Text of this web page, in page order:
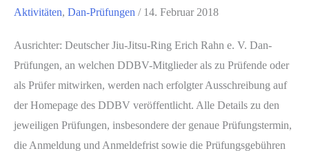
Aktivitäten, Dan-Prüfungen / 14. Februar 2018
Ausrichter: Deutscher Jiu-Jitsu-Ring Erich Rahn e. V. Dan-
Prüfungen, an welchen DDBV-Mitglieder als zu Prüfende oder
als Prüfer mitwirken, werden nach erfolgter Ausschreibung auf
der Homepage des DDBV veröffentlicht. Alle Details zu den
jeweiligen Prüfungen, insbesondere der genaue Prüfungstermin,
die Anmeldung und Anmeldefrist sowie die Prüfungsgebühren